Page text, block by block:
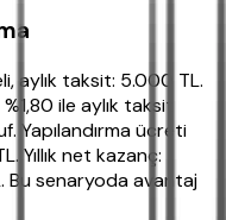
aylık taksit: 5.000 TL.
ile aylık taksit
Yapılandırma ücreti
Yıllık net kazanç:
Bu senaryoda avantaj